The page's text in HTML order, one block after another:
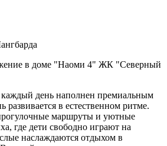
в доме "Наоми 4" ЖК "Северный
каждый день наполнен премиальным
развивается в естественном ритме.
маршруты и уютные
где дети свободно играют на
наслаждаются отдыхом в